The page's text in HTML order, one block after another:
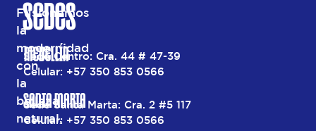
Fusionamos
la
modernidad
con
la
belleza
natural,
SEDES
MEDELLÍN
Sede Centro: Cra. 44 # 47-39
Celular: +57 350 853 0566
SANTA MARTA
Sede Santa Marta: Cra. 2 #5 117
Celular: +57 350 853 0566